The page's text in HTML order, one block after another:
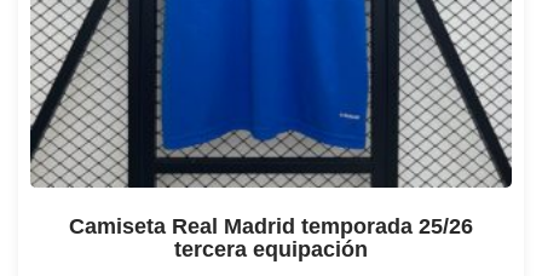
Camiseta Real Madrid temporada 25/26
tercera equipación